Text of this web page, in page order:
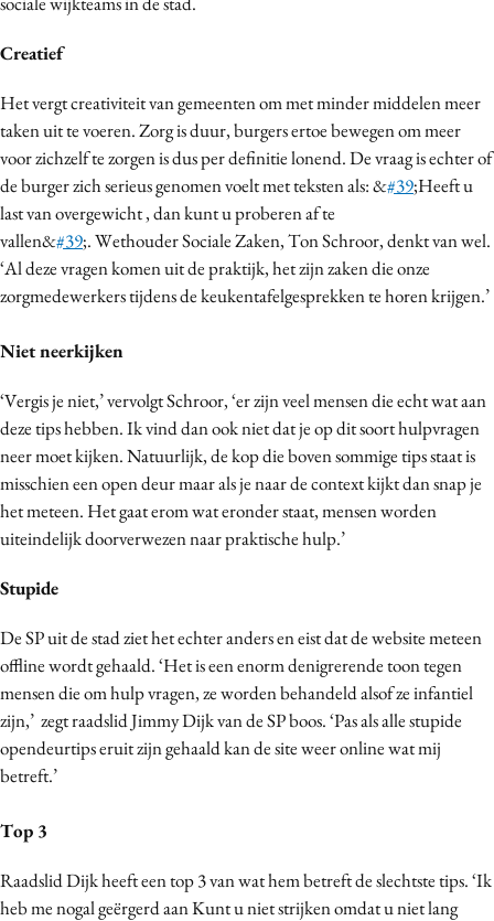
Craft
Customer Experience
Design
Digital transformation
Diversiteit
Effectiviteit
Gedragsverandering
Influencer marketing
Interne communicatie
Martech
Merkstrategie
Programmatic
Purpose Marketing
Reputatie & crisis
Creatief
Het vergt creativiteit van gemeenten om met minder middelen meer
taken uit te voeren. Zorg is duur, burgers ertoe bewegen om meer
voor zichzelf te zorgen is dus per definitie lonend. De vraag is echter of
de burger zich serieus genomen voelt met teksten als: &#39;Heeft u
last van overgewicht , dan kunt u proberen af te
vallen&#39;. Wethouder Sociale Zaken, Ton Schroor, denkt van wel.
‘Al deze vragen komen uit de praktijk, het zijn zaken die onze
zorgmedewerkers tijdens de keukentafelgesprekken te horen krijgen.’
Niet neerkijken
‘Vergis je niet,’ vervolgt Schroor, ‘er zijn veel mensen die echt wat aan
deze tips hebben. Ik vind dan ook niet dat je op dit soort hulpvragen
neer moet kijken. Natuurlijk, de kop die boven sommige tips staat is
misschien een open deur maar als je naar de context kijkt dan snap je
het meteen. Het gaat erom wat eronder staat, mensen worden
uiteindelijk doorverwezen naar praktische hulp.’
Stupide
De SP uit de stad ziet het echter anders en eist dat de website meteen
offline wordt gehaald. ‘Het is een enorm denigrerende toon tegen
mensen die om hulp vragen, ze worden behandeld alsof ze infantiel
zijn,’ zegt raadslid Jimmy Dijk van de SP boos. ‘Pas als alle stupide
opendeurtips eruit zijn gehaald kan de site weer online wat mij
betreft.’
Top 3
Raadslid Dijk heeft een top 3 van wat hem betreft de slechtste tips. ‘Ik
heb me nogal geërgerd aan Kunt u niet strijken omdat u niet lang